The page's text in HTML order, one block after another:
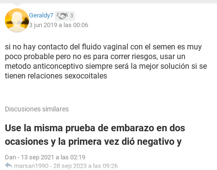
Geraldy7 3
3 jun 2019 a las 00:06
si no hay contacto del fluido vaginal con el semen es muy
poco probable pero no es para correr riesgos, usar un
metodo anticonceptivo siempre será la mejor solución si se
tienen relaciones sexocoitales
Discusiones similares
Use la misma prueba de embarazo en dos
ocasiones y la primera vez dió negativo y
Dan - 13 sep 2021 a las 02:19
marsan1990 - 28 sep 2023 a las 09:26